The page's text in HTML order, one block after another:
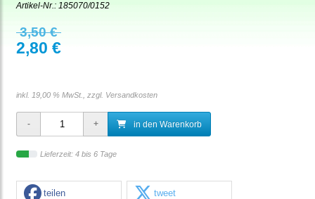
Artikel-Nr.: 185070/0152
3,50 €
2,80 €
inkl. 19,00 % MwSt., zzgl. Versandkosten
in den Warenkorb
Lieferzeit: 4 bis 6 Tage
teilen tweet